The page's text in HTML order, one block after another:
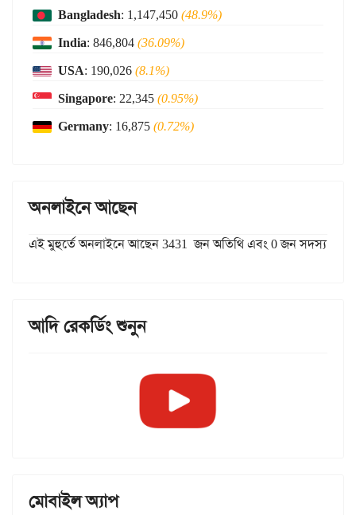
Bangladesh: 1,147,450(48.9%)
India: 846,804(36.09%)
USA: 190,026(8.1%)
Singapore: 22,345(0.95%)
Germany: 16,875(0.72%)
অনলাইনে আছেন
এই মুহুর্তে অনলাইনে আছেন 3431 জন অতিথি এবং 0 জন সদস্য
আদি রেকর্ডিং শুনুন
মোবাইল অ্যাপ